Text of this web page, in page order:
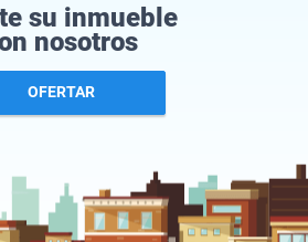
su inmueble
nosotros
OFERTAR